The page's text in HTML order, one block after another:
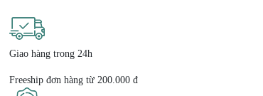
Giao hàng trong 24h
Freeship đơn hàng từ 200.000 đ